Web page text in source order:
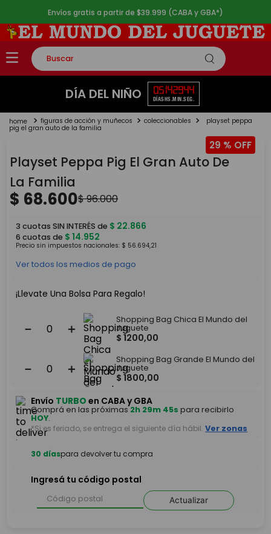
Envíos gratis a partir de $39.999 (CABA y GBA*)
Buscar
TÉRMINOS MÁS BUSCADOS
2.
lego
4
monopatin
5. toy story
DÍA DEL NIÑO 05
DÍAS
14
HS.
29
MIN.
43
SEG.
figuras de acción y muñecos coleccionables playset peppa
pig el gran auto de la familia
29 %
Playset Peppa Pig El Gran Auto De
La Familia
$ 68.600$96.000
3 cuotas SIN INTERÉS de $ 22.866
6 cuotas de $ 14.952
Precio sin impuestos nacionales: $ 56.694,21
Ver todos los medios de pago
¡Llevate Una Bolsa Para Regalo!
＋
－
Shopping Bag Chica El Mundo del
Juguete
$ 1200,00
＋
－
Shopping Bag Grande El Mundo del
Juguete
$ 1800,00
Envío TURBO en CABA y GBA
Comprá en las próximas2h 29m 44s para recibirlo
HOY.
*Si es feriado, se entrega el siguiente día hábil. Ver zonas
30 díaspara devolver tu compra
Ingresá tu código postal
Actualizar